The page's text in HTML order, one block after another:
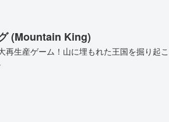
(Mountain King)
再生産ゲーム！山に埋もれた王国を掘り起こ